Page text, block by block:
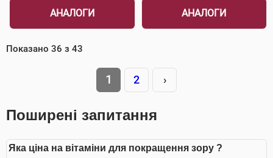
АНАЛОГИ АНАЛОГИ
Показано 36 з 43
1 2 ›
Поширені запитання
Яка ціна на вітаміни для покращення зору ?